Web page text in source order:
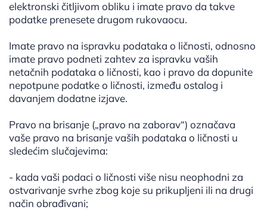
elektronski čitljivom obliku i imate pravo da takve
podatke prenesete drugom rukovaocu.
Imate pravo na ispravku podataka o ličnosti, odnosno
imate pravo podneti zahtev za ispravku vaših
netačnih podataka o ličnosti, kao i pravo da dopunite
nepotpune podatke o ličnosti, između ostalog i
davanjem dodatne izjave.
Pravo na brisanje („pravo na zaborav“) označava
vaše pravo na brisanje vaših podataka o ličnosti u
sledećim slučajevima:
- kada vaši podaci o ličnosti više nisu neophodni za
ostvarivanje svrhe zbog koje su prikupljeni ili na drugi
način obrađivani;